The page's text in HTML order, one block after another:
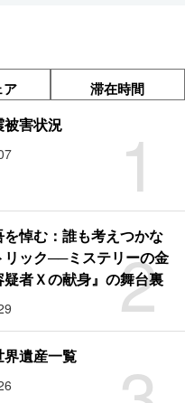
ア 滞在時間
1
害状況
2
悼む：誰も考えつかな
リック──ミステリーの金
者Ｘの献身』の舞台裏
界遺産一覧